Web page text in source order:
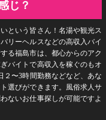
じ？
という皆さん！名湯や観光ス
リーヘルスなどの高収入バイ
る福島市は、都心からのアク
バイトで高収入を稼ぐのもオ
２〜3時間勤務などなど、あな
選びができます。風俗求人サ
ないお仕事探しが可能ですよ